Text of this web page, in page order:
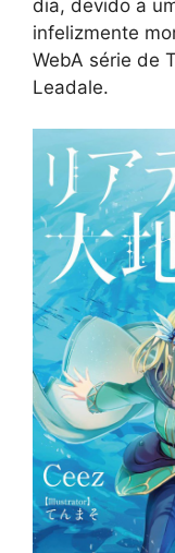
dia, devido a
infelizmente
WebA série de
Leadale.